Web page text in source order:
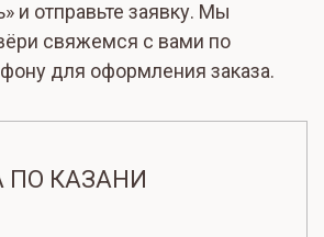
и отправьте заявку. Мы
свяжемся с вами по
для оформления заказа.
ПО КАЗАНИ